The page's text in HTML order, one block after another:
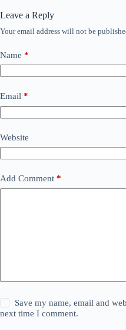
Leave a Reply
Your email address will not be
Name *
Email *
Website
Add Comment *
Save my name, email and
next time I comment.